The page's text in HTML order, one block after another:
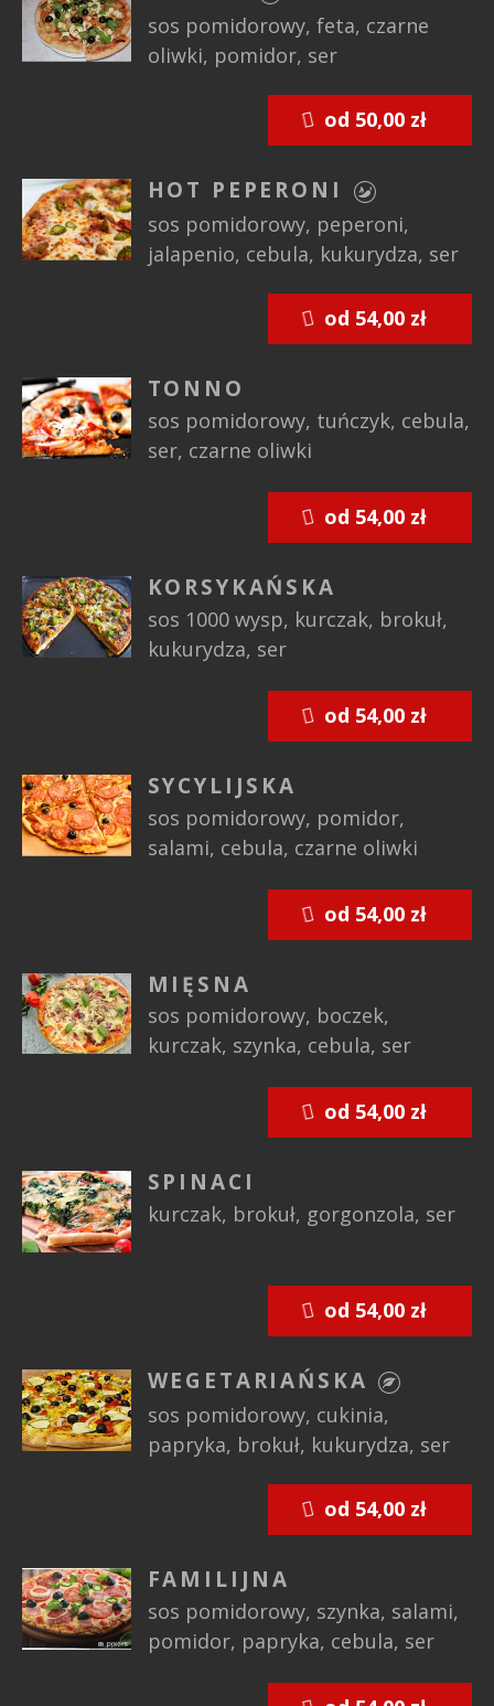
sos pomidorowy, feta, czarne
oliwki, pomidor, ser
HOT PEPERONI
sos pomidorowy, peperoni,
jalapenio, cebula, kukurydza, ser
TONNO
sos pomidorowy, tuńczyk, cebula,
ser, czarne oliwki
KORSYKAŃSKA
sos 1000 wysp, kurczak, brokuł,
kukurydza, ser
SYCYLIJSKA
sos pomidorowy, pomidor,
salami, cebula, czarne oliwki
MIĘSNA
sos pomidorowy, boczek,
kurczak, szynka, cebula, ser
SPINACI
kurczak, brokuł, gorgonzola, ser
WEGETARIAŃSKA
sos pomidorowy, cukinia,
papryka, brokuł, kukurydza, ser
FAMILIJNA
sos pomidorowy, szynka, salami,
pomidor, papryka, cebula, ser